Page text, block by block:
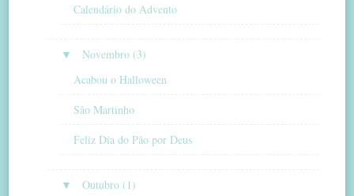
Calendário do Advento
▼
Novembro (3)
Acabou o Halloween
São Martinho
Feliz Dia do Pão por Deus
▼
Outubro (1)